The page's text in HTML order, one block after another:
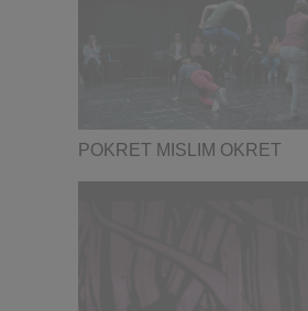
POKRET MISLIM OKRET